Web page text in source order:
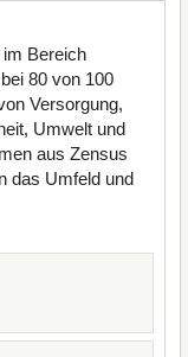
Bereich
80 von 100
Versorgung,
Umwelt und
aus Zensus
das Umfeld und